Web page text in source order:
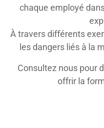
chaque employé
À travers différents
les dangers liés à la
Consultez nous pour
offrir la